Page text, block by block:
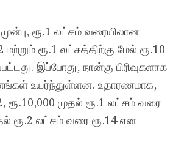
ரூ.1 லட்சம் வரையிலான
ரூ.1 லட்சத்திற்கு மேல் ரூ.10
இப்போது, நான்கு பிரிவுகளாக
உயர்ந்துள்ளன. உதாரணமாக,
ரூ.10,000 முதல் ரூ.1 லட்சம் வரை
ரூ.2 லட்சம் வரை ரூ.14 என